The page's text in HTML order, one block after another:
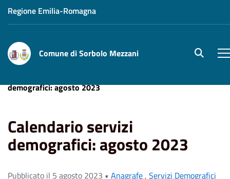
Regione Emilia-Romagna
Comune di Sorbolo Mezzani site.searc
demografici: agosto 2023
Calendario servizi
demografici: agosto 2023
Pubblicato il 5 agosto 2023 • Anagrafe, Servizi Demografici